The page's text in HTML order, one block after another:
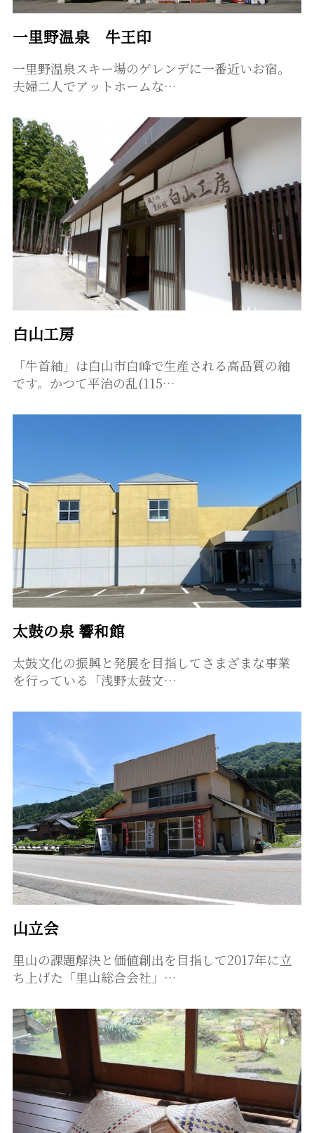
一里野温泉 牛王印
一里野温泉スキー場のゲレンデに一番近いお宿。
夫婦二人でアットホームな…
白山工房
「牛首紬」は白山市白峰で生産される高品質の紬
です。かつて平治の乱(115…
太鼓の泉 響和館
太鼓文化の振興と発展を目指してさまざまな事業
を行っている「浅野太鼓文…
山立会
里山の課題解決と価値創出を目指して2017年に立
ち上げた「里山総合会社」…